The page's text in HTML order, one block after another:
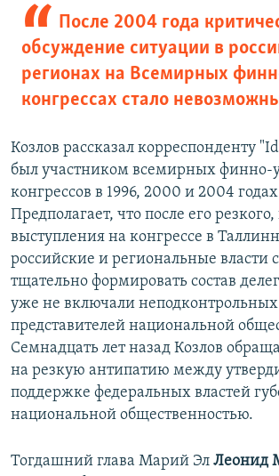
После 2004 года
обсуждение ситуации в
регионах на Всемирных
конгрессах стало
Козлов рассказал корреспонденту
был участником всемирных финно-
конгрессов в 1996, 2000 и 2004
Предполагает, что после его
выступления на конгрессе в
российские и региональные власти
тщательно формировать состав
уже не включали
представителей национальной
Семнадцать лет назад Козлов
на резкую антипатию между
поддержке федеральных властей
национальной общественностью.
Тогдашний глава Марий Эл Леонид